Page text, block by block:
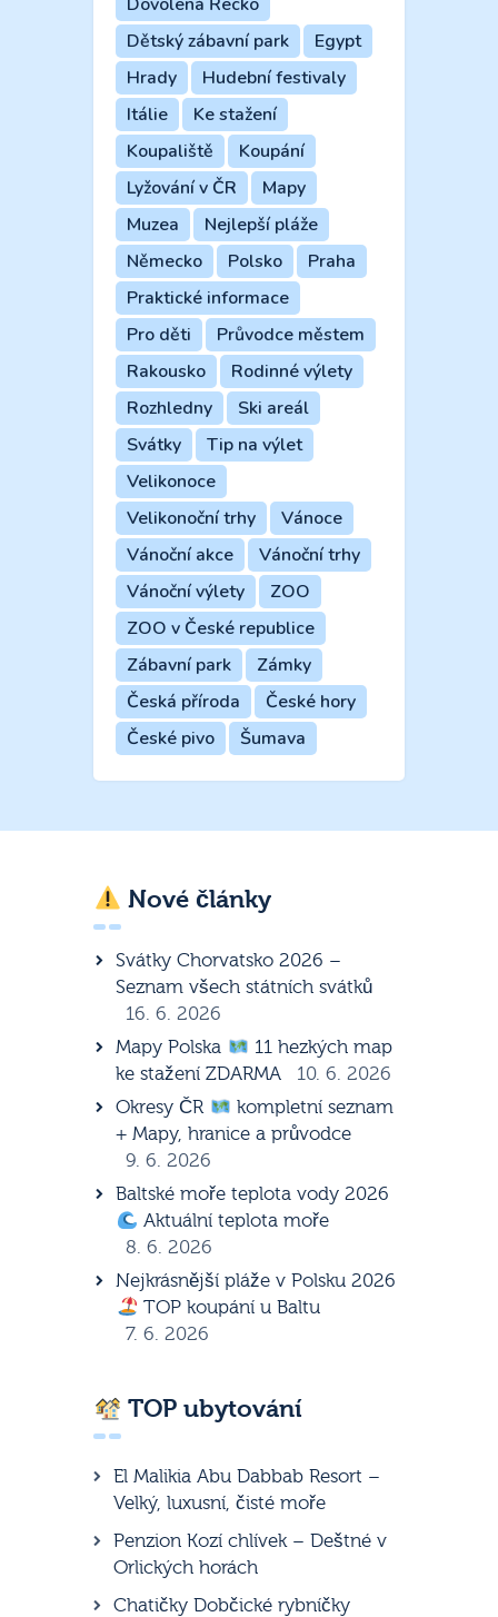
Dětský zábavní park
Egypt
Hrady
Hudební festivaly
Itálie
Ke stažení
Koupaliště
Koupání
Lyžování v ČR
Mapy
Muzea
Nejlepší pláže
Německo
Polsko
Praha
Praktické informace
Pro děti
Průvodce městem
Rakousko
Rodinné výlety
Rozhledny
Ski areál
Svátky
Tip na výlet
Velikonoce
Velikonoční trhy
Vánoce
Vánoční akce
Vánoční trhy
Vánoční výlety
ZOO
ZOO v České republice
Zábavní park
Zámky
Česká příroda
České hory
České pivo
Šumava
Nové články
Svátky Chorvatsko 2026 –
Seznam všech státních svátků
16. 6. 2026
Mapy Polska
11 hezkých map
ke stažení ZDARMA
10. 6. 2026
Okresy ČR
kompletní seznam
+ Mapy, hranice a průvodce
9. 6. 2026
Baltské moře teplota vody 2026
Aktuální teplota moře
8. 6. 2026
Nejkrásnější pláže v Polsku 2026
TOP koupání u Baltu
7. 6. 2026
TOP ubytování
El Malikia Abu Dabbab Resort –
Velký, luxusní, čisté moře
Penzion Kozí chlívek – Deštné v
Orlických horách
Chatičky Dobčické rybníčky